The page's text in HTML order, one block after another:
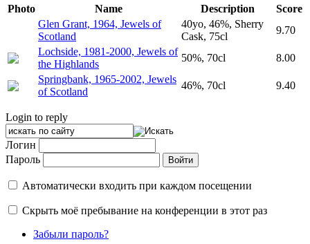
Photo Name Description
Score
Glen Grant, 1964, Jewels of
Scotland
40yo, 46%, Sherry
Cask, 75cl
9.70
Lochside, 1981-2000, Jewels of
the Highlands
50%, 70cl
8.00
Springbank, 1965-2002, Jewels
of Scotland
46%, 70cl 9.40
Login to reply
Логин
Пароль
Автоматически входить при каждом посещении
Скрыть моё пребывание на конференции в этот раз
Забыли пароль?